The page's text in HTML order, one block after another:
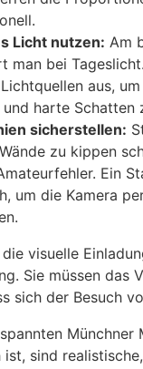
Licht nutzen: Am
man bei
aus,
harte Schatten
sicherstellen:
zu kippen
Ein
um die Kamera
visuelle
Sie müssen das
sich der Besuch
Münchner
sind